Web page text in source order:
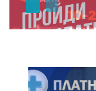
День